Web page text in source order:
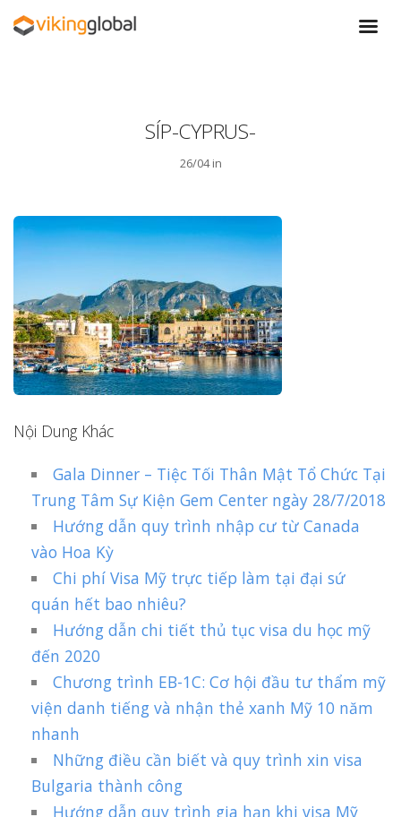
SÍP-CYPRUS-
26/04 in
Nội Dung Khác
Gala Dinner – Tiệc Tối Thân Mật Tổ Chức Tại
Trung Tâm Sự Kiện Gem Center ngày 28/7/2018
Hướng dẫn quy trình nhập cư từ Canada
vào Hoa Kỳ
Chi phí Visa Mỹ trực tiếp làm tại đại sứ
quán hết bao nhiêu?
Hướng dẫn chi tiết thủ tục visa du học mỹ
đến 2020
Chương trình EB-1C: Cơ hội đầu tư thẩm mỹ
viện danh tiếng và nhận thẻ xanh Mỹ 10 năm
nhanh
Những điều cần biết và quy trình xin visa
Bulgaria thành công
Hướng dẫn quy trình gia hạn khi visa Mỹ